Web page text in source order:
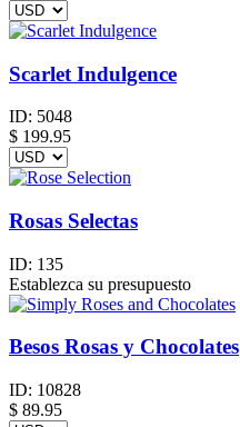
Scarlet Indulgence
ID: 5048
$ 199.95
Rosas Selectas
ID: 135
Establezca su presupuesto
Besos Rosas y Chocolates
ID: 10828
$ 89.95